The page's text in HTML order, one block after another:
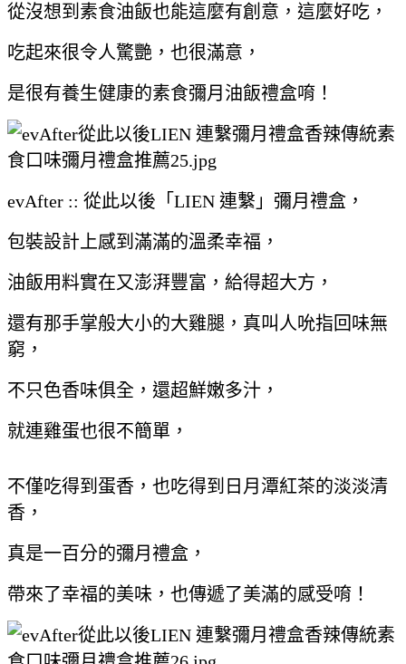
從沒想到素食油飯也能這麼有創意，這麼好吃，
吃起來很令人驚艷，也很滿意，
是很有養生健康的素食彌月油飯禮盒唷！
evAfter :: 從此以後「LIEN 連繫」彌月禮盒，
包裝設計上感到滿滿的溫柔幸福，
油飯用料實在又澎湃豐富，給得超大方，
還有那手掌般大小的大雞腿，真叫人吮指回味無
窮，
不只色香味俱全，還超鮮嫩多汁，
就連雞蛋也很不簡單，
不僅吃得到蛋香，也吃得到日月潭紅茶的淡淡清
香，
真是一百分的彌月禮盒，
帶來了幸福的美味，也傳遞了美滿的感受唷！